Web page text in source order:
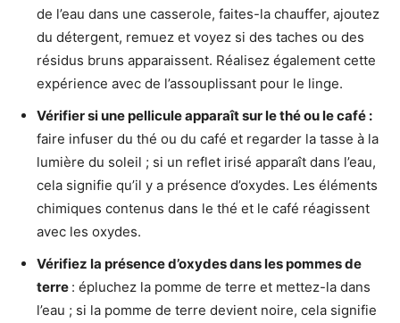
de l’eau dans une casserole, faites-la chauffer, ajoutez
du détergent, remuez et voyez si des taches ou des
résidus bruns apparaissent. Réalisez également cette
expérience avec de l’assouplissant pour le linge.
Vérifier si une pellicule apparaît sur le thé ou le café :
faire infuser du thé ou du café et regarder la tasse à la
lumière du soleil ; si un reflet irisé apparaît dans l’eau,
cela signifie qu’il y a présence d’oxydes. Les éléments
chimiques contenus dans le thé et le café réagissent
avec les oxydes.
Vérifiez la présence d’oxydes dans les pommes de
terre : épluchez la pomme de terre et mettez-la dans
l’eau ; si la pomme de terre devient noire, cela signifie